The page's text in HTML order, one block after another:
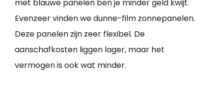
met blauwe panelen ben je minder geld kwijt.
Evenzeer vinden we dunne-film zonnepanelen.
Deze panelen zijn zeer flexibel. De
aanschafkosten liggen lager, maar het
vermogen is ook wat minder.